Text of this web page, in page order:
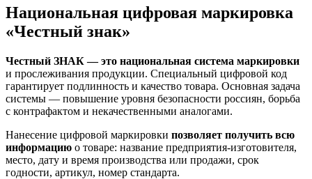
Национальная цифровая маркировка
«Честный знак»
Честный ЗНАК — это национальная система маркировки
и прослеживания продукции. Специальный цифровой код
гарантирует подлинность и качество товара. Основная задача
системы — повышение уровня безопасности россиян, борьба
с контрафактом и некачественными аналогами.
Нанесение цифровой маркировки позволяет получить всю
информацию о товаре: название предприятия-изготовителя,
место, дату и время производства или продажи, срок
годности, артикул, номер стандарта.